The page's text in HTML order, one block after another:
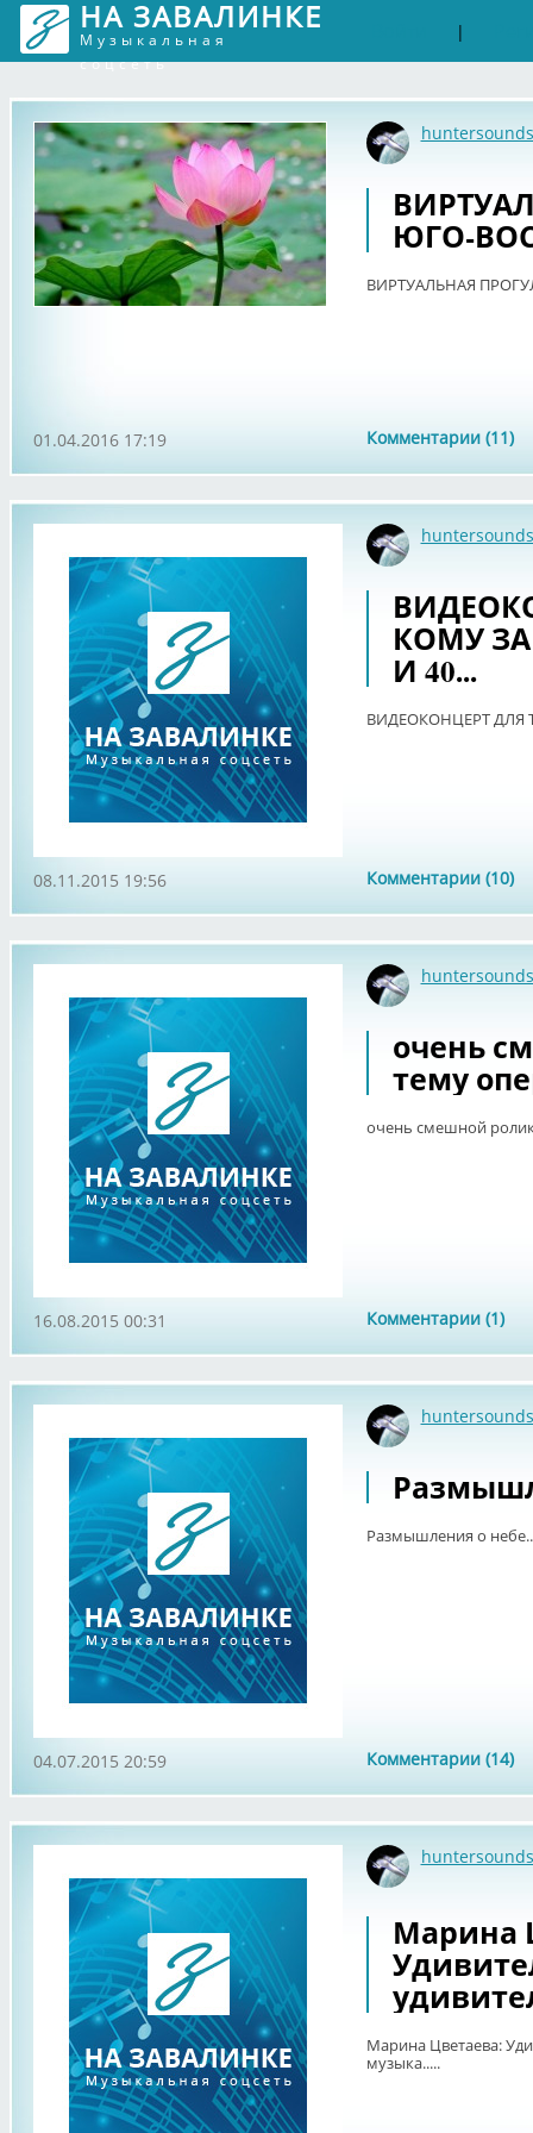
НА ЗАВАЛИНКЕ
Музыкальная
соцсеть
|
huntersounds
ЮГО-
ВИРТУАЛЬНАЯ
Комментарии (11)
01.04.2016 17:19
huntersounds
КОМУ
И 40...
ВИДЕОКОНЦЕРТ ДЛЯ
Комментарии (10)
08.11.2015 19:56
huntersounds
очень
тему
очень смешной
Комментарии (1)
16.08.2015 00:31
huntersounds
Размышления о
Комментарии (14)
04.07.2015 20:59
huntersounds
Марина
Марина Цветаева:
музыка.....